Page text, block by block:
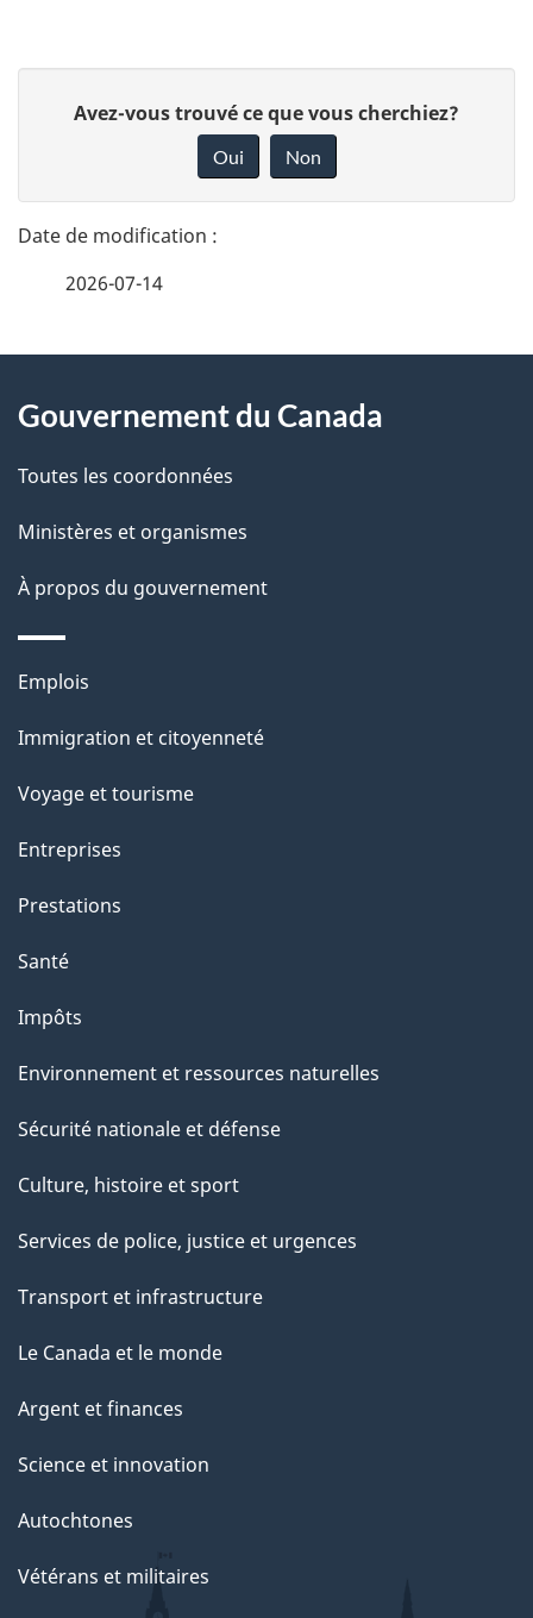
g
i
d
u
r
a
p
p
o
r
t
t
a
l
s
l
a
p
a
g
e
n
o
t
e
r
é
t
r
a
c
i
o
s
u
c
e
t
e
a
g
Avez-vous trouvé ce que vous cherchiez?
Oui Non
2026-07-14
propos
de
ce
site
Gouvernement du Canada
Toutes les coordonnées
Ministères et organismes
À propos du gouvernement
Thèmes
sujets
Emplois
Immigration et citoyenneté
Voyage et tourisme
Entreprises
Prestations
Santé
Impôts
Environnement et ressources naturelles
Sécurité nationale et défense
Culture, histoire et sport
Services de police, justice et urgences
Transport et infrastructure
Le Canada et le monde
Argent et finances
Science et innovation
Autochtones
Vétérans et militaires